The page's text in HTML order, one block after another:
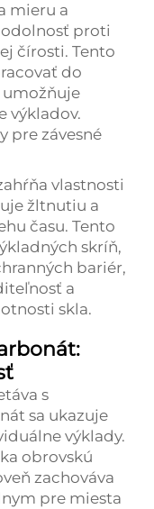
mieru a
proti
čírosti. Tento
do
umožňuje
výkladov.
pre závesné
vlastnosti
žltnutiu a
času. Tento
skríň,
bariér,
a
skla.
s
sa ukazuje
výklady.
obrovskú
zachováva
pre miesta